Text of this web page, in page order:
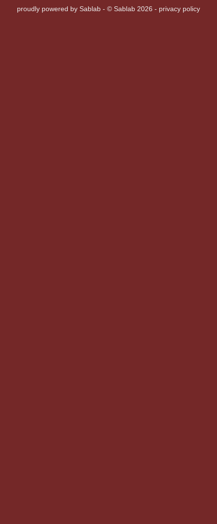
proudly powered by Sablab - © Sablab 2026 - privacy policy